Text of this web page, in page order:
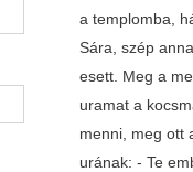
a templomba,
Sára, szép
esett. Meg a
uramat a
menni, meg ott
urának: - Te